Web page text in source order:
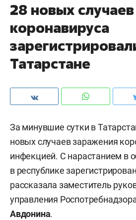
28 новых случаев
коронавируса
Татарстане
За минувшие сутки в
новых случаев заражения
инфекцией. С нарастанием в
в республике
рассказала заместитель
управления
Авдонина.